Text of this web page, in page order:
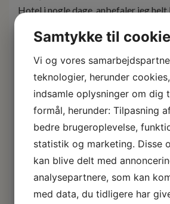
Hotel i nogle dage, anbefaler jeg
nydelse, ro og forkælelse.
Her er mange dejlige ting at lave. I
spadsere hyggelige ture langs
eller spise en lækker gourmet-menu i
Hvis I senere på aftenen føler jer
og roulette eller gamble på
smagfuldt indrettede kasino.
Vejle’s bymidte
Samtykke til
Vi og vores
teknologier, herunder
indsamle oplysninger om dig
formål, herunder: Tilpasning
bedre brugeroplevelse,
statistik og marketing. Disse
kan blive delt med
analysepartnere, som kan
med data, du tidligere har